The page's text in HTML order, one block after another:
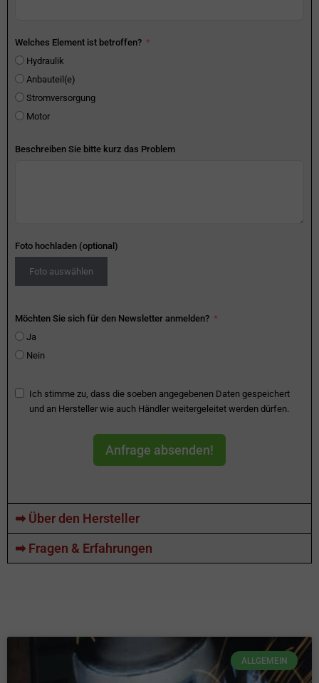
Welches Element ist betroffen?
Hydraulik
Anbauteil(e)
Stromversorgung
Motor
Beschreiben Sie bitte kurz das Problem
Foto hochladen (optional)
Foto auswählen
Möchten Sie sich für den Newsletter anmelden?
Ja
Nein
Ich stimme zu, dass die soeben angegebenen Daten gespeichert
und an Hersteller wie auch Händler weitergeleitet werden dürfen.
Anfrage absenden!
➡ Über den Hersteller
➡ Fragen & Erfahrungen
ALLGEMEIN